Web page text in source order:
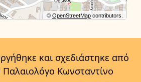
© OpenStreetMapcontributors.
και σχεδιάστηκε από
Παλαιολόγο Κωνσταντίνο